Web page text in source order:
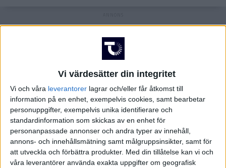
Vi värdesätter din integritet
Vi och våra leverantorer lagrar och/eller får åtkomst till
information på en enhet, exempelvis cookies, samt bearbetar
personuppgifter, exempelvis unika identifierare och
standardinformation som skickas av en enhet för
personanpassade annonser och andra typer av innehåll,
annons- och innehållsmätning samt målgruppsinsikter, samt för
att utveckla och förbättra produkter. Med din tillåtelse kan vi och
våra leverantörer använda exakta uppgifter om geografisk